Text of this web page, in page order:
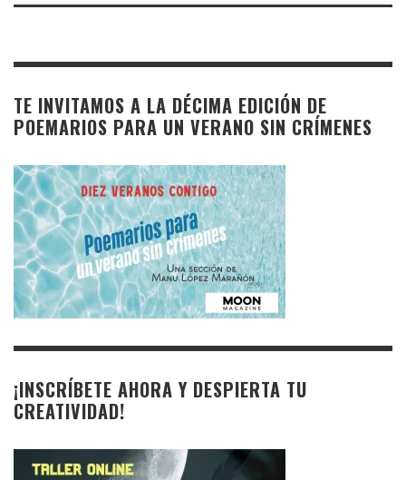
TE INVITAMOS A LA DÉCIMA EDICIÓN DE
POEMARIOS PARA UN VERANO SIN CRÍMENES
¡INSCRÍBETE AHORA Y DESPIERTA TU
CREATIVIDAD!